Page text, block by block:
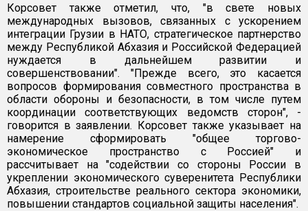
Корсовет также отметил, что, "в свете новых
международных вызовов, связанных с ускорением
интеграции Грузии в НАТО, стратегическое партнерство
между Республикой Абхазия и Российской Федерацией
нуждается в дальнейшем развитии и
совершенствовании". "Прежде всего, это касается
вопросов формирования совместного пространства в
области обороны и безопасности, в том числе путем
координации соответствующих ведомств сторон", -
говорится в заявлении. Корсовет также указывает на
намерение сформировать "общее торгово-
экономическое пространство с Россией" и
рассчитывает на "содействии со стороны России в
укреплении экономического суверенитета Республики
Абхазия, строительстве реального сектора экономики,
повышении стандартов социальной защиты населения".